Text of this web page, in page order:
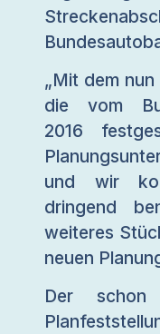
„Mit dem
die vom
2016
und wir
dringend
weiteres
neuen
Der schon